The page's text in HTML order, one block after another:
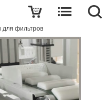
фильтров